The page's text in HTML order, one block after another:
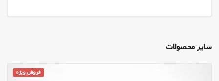
سایر محصولات
فروش ویژه